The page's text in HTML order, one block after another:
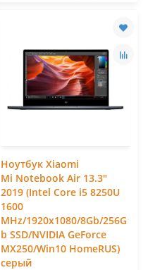
Ноутбук Xiaomi
Mi Notebook Air 13.3"
2019 (Intel Core i5 8250U
1600
MHz/1920x1080/8Gb/256G
b SSD/NVIDIA GeForce
MX250/Win10 HomeRUS)
серый